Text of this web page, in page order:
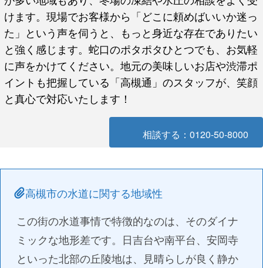
けます。現場でお客様から「どこに頼めばいいか迷っ
た」という声を伺うと、もっと身近な存在でありたい
と強く感じます。蛇口のポタポタひとつでも、お気軽
に声をかけてください。地元の美味しいお店や渋滞ポ
イントも把握している「高槻通」のスタッフが、笑顔
と真心で対応いたします！
相談する：0120-50-8000
高槻市の水道に関する地域性
この街の水道事情で特徴的なのは、そのダイナ
ミックな地形差です。日吉台や南平台、安岡寺
といった北部の丘陵地は、見晴らしが良く静か